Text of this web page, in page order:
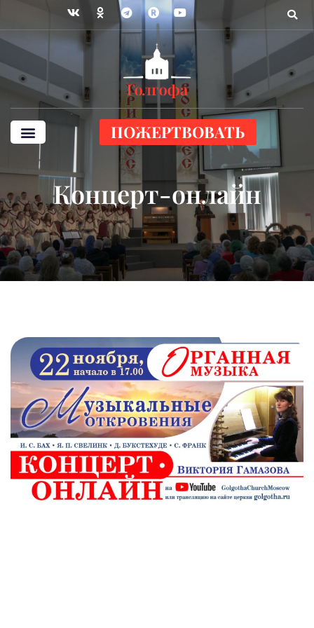
ПОЖЕРТВОВАТЬ
Концерт-онлайн